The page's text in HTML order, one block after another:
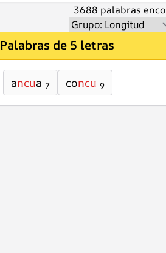
3688 palabras
Palabras de 5 letras
ancua 7 concu 9